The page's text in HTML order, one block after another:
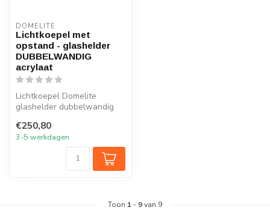
DOMELITE
Lichtkoepel met
opstand - glashelder
DUBBELWANDIG
acrylaat
Lichtkoepel Domelite
glashelder dubbelwandig
standaard PVC op...
€250,80
3-5 werkdagen
Toon 1 - 9van 9